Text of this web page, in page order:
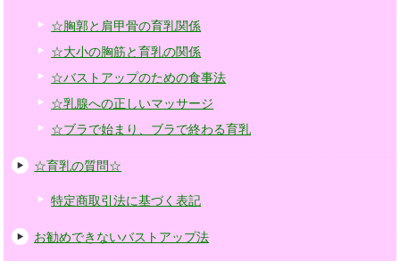
☆胸郭と肩甲骨の育乳関係
☆大小の胸筋と育乳の関係
☆バストアップのための食事法
☆乳腺への正しいマッサージ
☆ブラで始まり、ブラで終わる育乳
☆育乳の質問☆
特定商取引法に基づく表記
お勧めできないバストアップ法